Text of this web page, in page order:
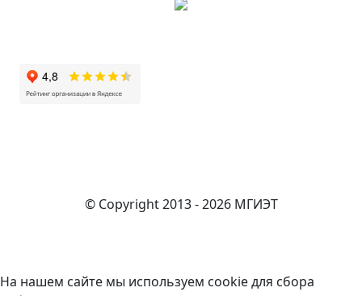
© Copyright 2013 - 2026 МГИЭТ
На нашем сайте мы используем cookie для сбора